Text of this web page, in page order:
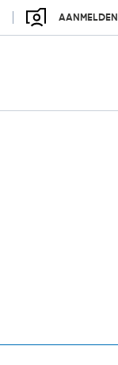
AANMELDEN